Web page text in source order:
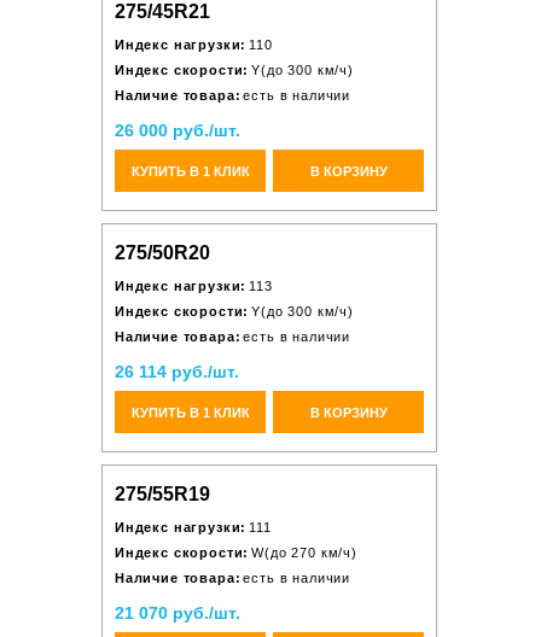
275/45R21
Индекс нагрузки: 110
Индекс скорости: Y(до 300 км/ч)
Наличие товара: есть в наличии
26 000 руб./шт.
КУПИТЬ В 1 КЛИК В КОРЗИНУ
275/50R20
Индекс нагрузки: 113
Индекс скорости: Y(до 300 км/ч)
Наличие товара: есть в наличии
26 114 руб./шт.
КУПИТЬ В 1 КЛИК В КОРЗИНУ
275/55R19
Индекс нагрузки: 111
Индекс скорости: W(до 270 км/ч)
Наличие товара: есть в наличии
21 070 руб./шт.